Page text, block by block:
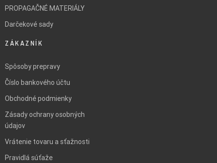
PROPAGAČNÉ MATERIÁLY
Darčekové sady
ZÁKAZNÍK
Spôsoby prepravy
Číslo bankového účtu
Obchodné podmienky
Zásady ochrany osobných
údajov
Vrátenie tovaru a sťažnosti
Pravidlá súťaže